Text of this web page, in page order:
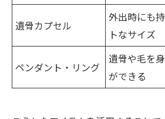
遺骨カプセル
外出時にも
トなサイズ
ペンダント・リング
遺骨や毛を
ができる